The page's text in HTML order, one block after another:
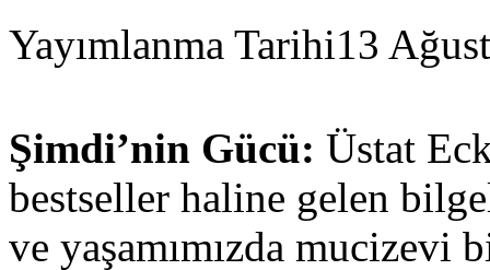
Yayımlanma Tarihi13
Şimdi’nin Gücü: Üstat
bestseller haline gelen
ve yaşamımızda mucizevi